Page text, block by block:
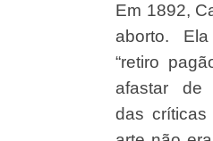
Em 1892,
aborto.
“retiro
afastar de
das críticas